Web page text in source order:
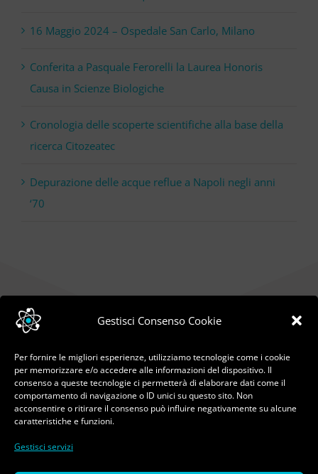
Gestisci Consenso Cookie
Per fornire le migliori esperienze, utilizziamo tecnologie come i cookie
per memorizzare e/o accedere alle informazioni del dispositivo. Il
consenso a queste tecnologie ci permetterà di elaborare dati come il
comportamento di navigazione o ID unici su questo sito. Non
acconsentire o ritirare il consenso può influire negativamente su alcune
caratteristiche e funzioni.
Gestisci servizi
16 Maggio 2024 – Ospedale San Carlo, Milano
Conferita a Pasquale Ferorelli la Laurea Honoris
Causa in Scienze Biologiche
Cronologia delle scoperte scientifiche alla base della
ricerca Citozeatec
Depurazione delle acque reflue a Napoli negli anni
‘70